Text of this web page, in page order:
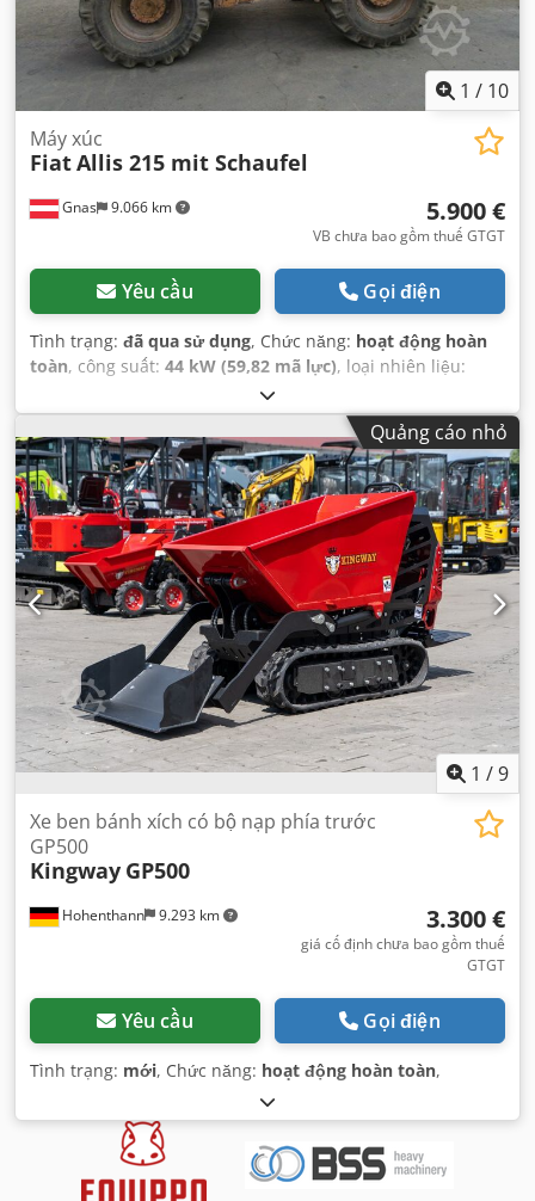
1 / 10
Gnas 9.066 km
Máy xúc
FiatAllis 215 mit Schaufel
5.900 €
VB chưa bao gồm thuế GTGT
Yêu cầu Gọi điện
Tình trạng: đã qua sử dụng, Chức năng: hoạt động hoàn
toàn, công suất: 44 kW (59,82 mã lực), loại nhiên liệu:
Diesel
Quảng cáo nhỏ
1 /9
Hohenthann 9.293 km
Xe ben bánh xích có bộ nạp phía trước
GP500
Kingway GP500
3.300 €
giá cố định chưa bao gồm thuế
GTGT
Yêu cầu Gọi điện
Tình trạng: mới, Chức năng: hoạt động hoàn toàn,